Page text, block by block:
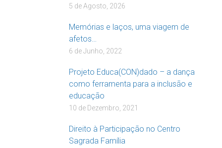
5 de Agosto, 2026
Memórias e laços, uma viagem de
afetos…
6 de Junho, 2022
Projeto Educa(CON)dado – a dança
como ferramenta para a inclusão e
educação
10 de Dezembro, 2021
Direito à Participação no Centro
Sagrada Família